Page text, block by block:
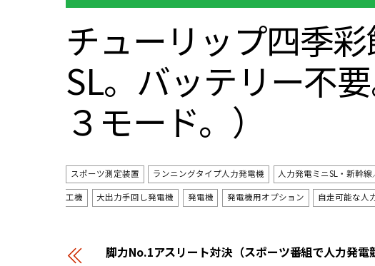
チューリップ四季
SL。バッテリー不
３モード。）
スポーツ測定装置 ランニングタイプ人力発電機 人力発電ミニSL・新幹
工機 大出力手回し発電機 発電機 発電機用オプション 自走可能な人
脚力No.1アスリート対決（スポーツ番組で人力発電